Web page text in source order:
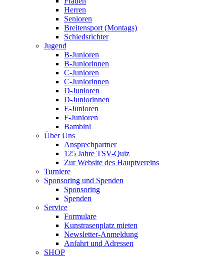
Herren
Senioren
Breitensport (Montags)
Schiedsrichter
Jugend
B-Junioren
B-Juniorinnen
C-Junioren
C-Juniorinnen
D-Junioren
D-Juniorinnen
E-Junioren
F-Junioren
Bambini
Über Uns
Ansprechpartner
125 Jahre TSV-Quiz
Zur Website des Hauptvereins
Turniere
Sponsoring und Spenden
Sponsoring
Spenden
Service
Formulare
Kunstrasenplatz mieten
Newsletter-Anmeldung
Anfahrt und Adressen
SHOP